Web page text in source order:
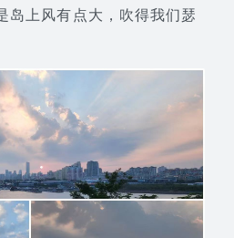
岛上风有点大，吹得我们瑟